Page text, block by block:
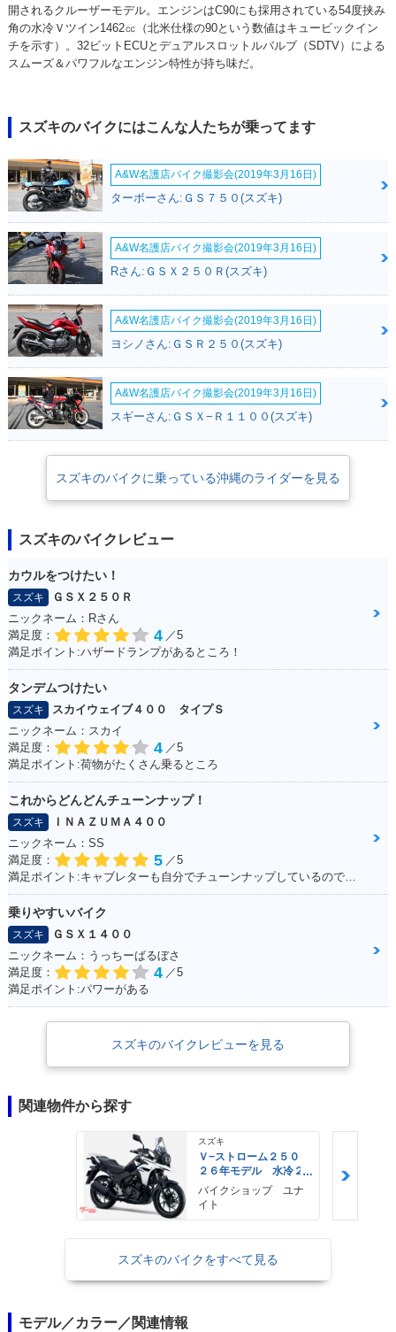
開されるクルーザーモデル。エンジンはC90にも採用されている54度挟み
角の水冷Ｖツイン1462㏄（北米仕様の90という数値はキュービックイン
チを示す）。32ビットECUとデュアルスロットルバルブ（SDTV）による
スムーズ＆パワフルなエンジン特性が持ち味だ。
スズキのバイクにはこんな人たちが乗ってます
A&W名護店バイク撮影会(2019年3月16日)
ターボーさん:ＧＳ７５０(スズキ)
A&W名護店バイク撮影会(2019年3月16日)
Rさん:ＧＳＸ２５０Ｒ(スズキ)
A&W名護店バイク撮影会(2019年3月16日)
ヨシノさん:ＧＳＲ２５０(スズキ)
A&W名護店バイク撮影会(2019年3月16日)
スギーさん:ＧＳＸ−Ｒ１１００(スズキ)
スズキのバイクに乗っている沖縄のライダーを見る
スズキのバイクレビュー
カウルをつけたい！
スズキ
ＧＳＸ２５０Ｒ
ニックネーム：Rさん
満足度：
4 ／5
満足ポイント:ハザードランプがあるところ！
タンデムつけたい
スズキ
スカイウェイブ４００ タイプＳ
ニックネーム：スカイ
満足度：
4 ／5
満足ポイント:荷物がたくさん乗るところ
これからどんどんチューンナップ！
スズキ
ＩＮＡＺＵＭＡ４００
ニックネーム：SS
満足度：
5 ／5
満足ポイント:キャブレターも自分でチューンナップしているので、これからもっともっとチューンナップしていきたい♪
乗りやすいバイク
スズキ
ＧＳＸ１４００
ニックネーム：うっちーばるぼさ
満足度：
4 ／5
満足ポイント:パワーがある
スズキのバイクレビューを見る
関連物件から探す
スズキ
Ｖ−ストローム２５０
２６年モデル 水冷２
気筒エンジン ＬＥＤ
ヘッドライト標準装備
バイクショップ ユナ
イト
スズキのバイクをすべて見る
モデル／カラー／関連情報